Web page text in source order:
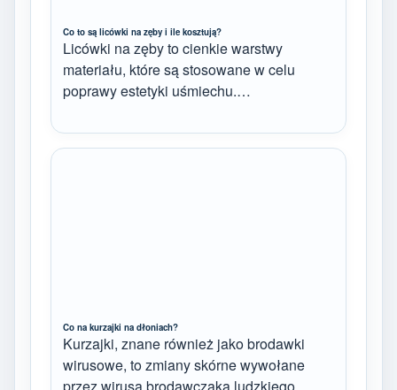
Co to są licówki na zęby i ile kosztują?
Licówki na zęby to cienkie warstwy
materiału, które są stosowane w celu
poprawy estetyki uśmiechu.…
Co na kurzajki na dłoniach?
Kurzajki, znane również jako brodawki
wirusowe, to zmiany skórne wywołane
przez wirusa brodawczaka ludzkiego